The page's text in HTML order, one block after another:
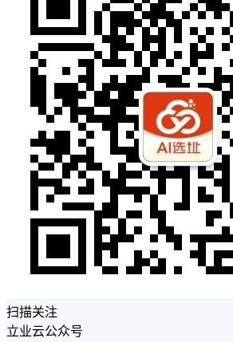
扫描关注
立业云公众号